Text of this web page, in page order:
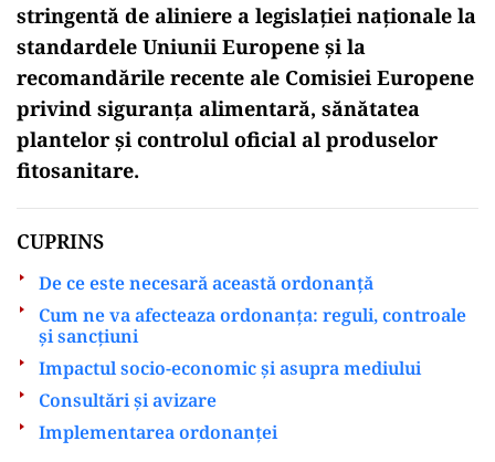
stringentă de aliniere a legislației naționale la
standardele Uniunii Europene și la
recomandările recente ale Comisiei Europene
privind siguranța alimentară, sănătatea
plantelor și controlul oficial al produselor
fitosanitare.
CUPRINS
De ce este necesară această ordonanță
Cum ne va afecteaza ordonanța: reguli, controale
și sancțiuni
Impactul socio-economic și asupra mediului
Consultări și avizare
Implementarea ordonanței